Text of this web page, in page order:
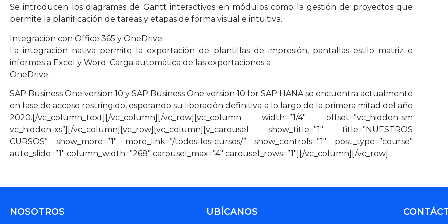
Se introducen los diagramas de Gantt interactivos en módulos como la gestión de proyectos que
permite la planificación de tareas y etapas de forma visual e intuitiva.
Integración con Office 365 y OneDrive:
La integración nativa permite la exportación de plantillas de impresión, pantallas estilo matriz e
informes a Excel y Word. Carga automática de las exportaciones a
OneDrive.
SAP Business One version 10 y SAP Business One version 10 for SAP HANA se encuentra actualmente
en fase de acceso restringido, esperando su liberación definitiva a lo largo de la primera mitad del año
2020.[/vc_column_text][/vc_column][/vc_row][vc_column width=”1/4″ offset=”vc_hidden-sm
vc_hidden-xs”][/vc_column][vc_row][vc_column][v_carousel show_title=”1″ title=”NUESTROS
CURSOS” show_more=”1″ more_link=”/todos-los-cursos/” show_controls=”1″ post_type=”course”
auto_slide=”1″ column_width=”268″ carousel_max=”4″ carousel_rows=”1″][/vc_column][/vc_row]
NOSOTROS UBÍCANOS